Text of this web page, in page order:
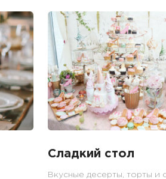
Сладкий стол
Вкусные десерты, торты и